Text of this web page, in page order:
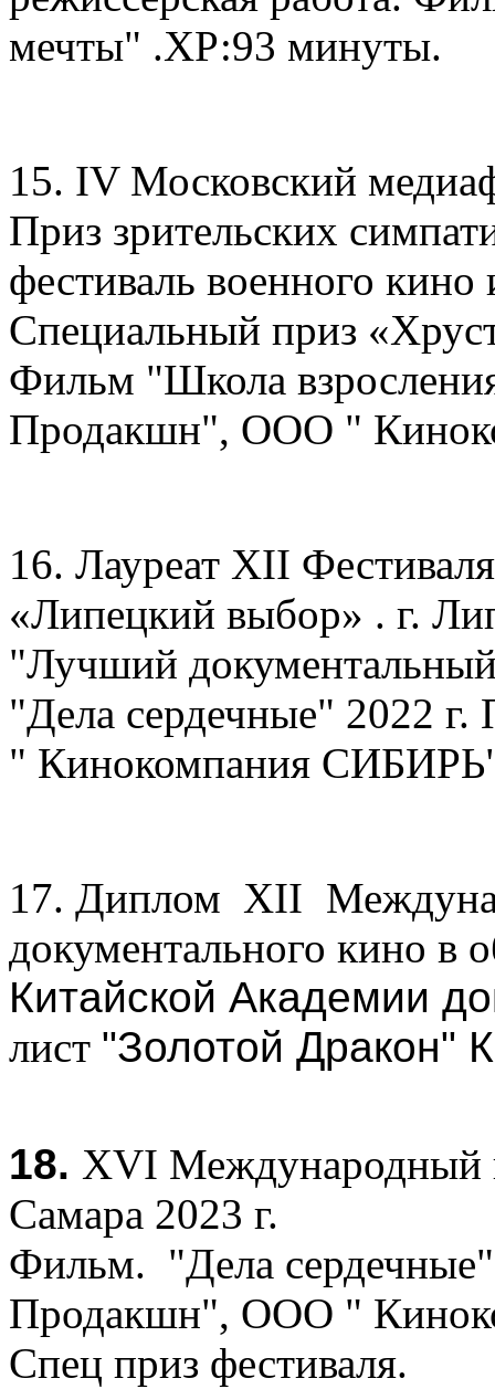
мечты" .ХР:93 минуты.
15. IV Московский
Приз зрительских
фестиваль военного
Специальный приз
Фильм "Школа
Продакшн", ООО "
16. Лауреат XII
«Липецкий выбор» . г.
"Лучший
"Дела сердечные" 2022
" Кинокомпания
17. Диплом XII
документального кино в
Китайской Академии
лист "Золотой Дракон"
18. XVI Международный
Самара 2023 г.
Фильм. "Дела
Продакшн", ООО "
Спец приз фестиваля.